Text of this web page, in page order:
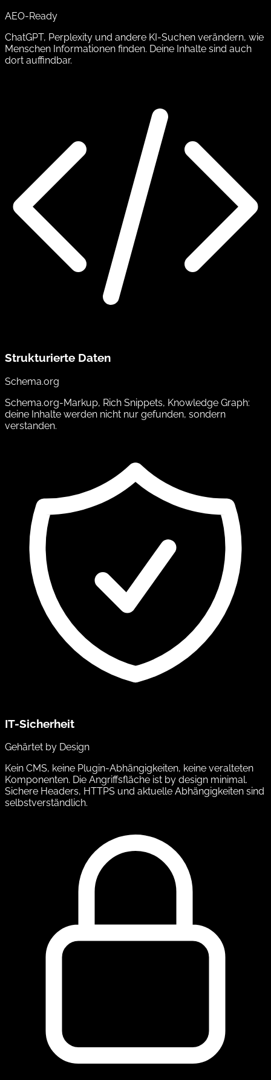
AEO-Ready
ChatGPT, Perplexity und andere KI-Suchen verändern, wie
Menschen Informationen finden. Deine Inhalte sind auch
dort auffindbar.
Strukturierte Daten
Schema.org
Schema.org-Markup, Rich Snippets, Knowledge Graph:
deine Inhalte werden nicht nur gefunden, sondern
verstanden.
IT-Sicherheit
Gehärtet by Design
Kein CMS, keine Plugin-Abhängigkeiten, keine veralteten
Komponenten. Die Angriffsfläche ist by design minimal.
Sichere Headers, HTTPS und aktuelle Abhängigkeiten sind
selbstverständlich.